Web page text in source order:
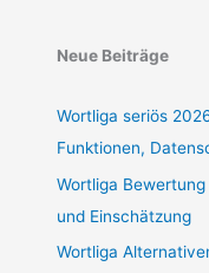
Neue Beiträge
Wortliga seriös
Funktionen,
Wortliga
und Einschätzung
Wortliga